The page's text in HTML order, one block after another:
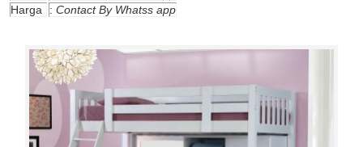
Harga
: Contact By Whatss app